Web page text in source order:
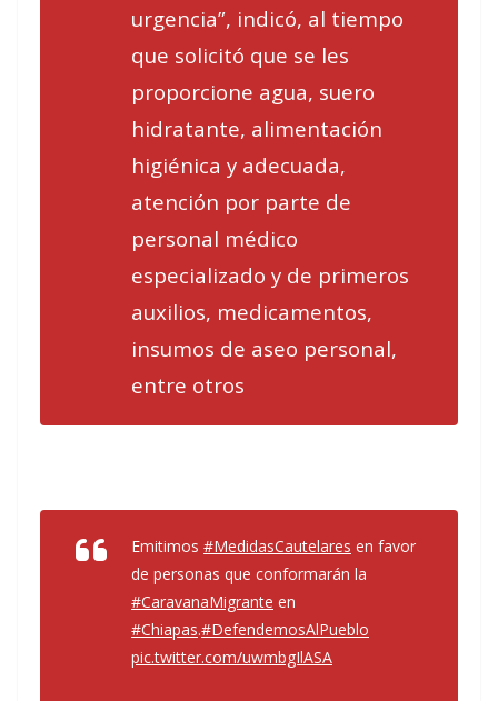
urgencia”, indicó, al tiempo
que solicitó que se les
proporcione agua, suero
hidratante, alimentación
higiénica y adecuada,
atención por parte de
personal médico
especializado y de primeros
auxilios, medicamentos,
insumos de aseo personal,
entre otros
Emitimos #MedidasCautelares en favor
de personas que conformarán la
#CaravanaMigrante en
#Chiapas.#DefendemosAlPueblo
pic.twitter.com/uwmbgIlASA